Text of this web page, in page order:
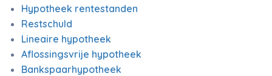
Hypotheek rentestanden
Restschuld
Lineaire hypotheek
Aflossingsvrije hypotheek
Bankspaarhypotheek